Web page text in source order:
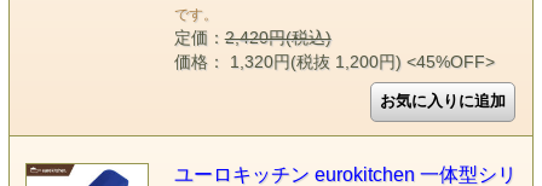
です。
定価：2,420円(税込)
価格： 1,320円(税抜 1,200円) <45%OFF>
ユーロキッチン eurokitchen 一体型シリ